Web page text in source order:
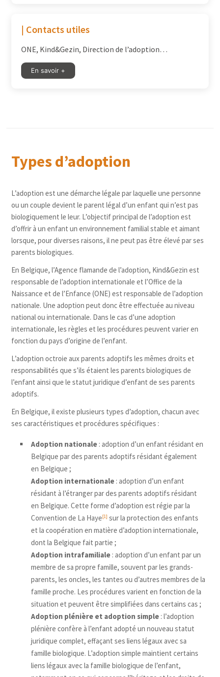
| Contacts utiles
ONE, Kind&Gezin, Direction de l’adoption…
En savoir +
Types d’adoption
L’adoption est une démarche légale par laquelle une personne
ou un couple devient le parent légal d’un enfant qui n’est pas
biologiquement le leur. L’objectif principal de l’adoption est
d’offrir à un enfant un environnement familial stable et aimant
lorsque, pour diverses raisons, il ne peut pas être élevé par ses
parents biologiques.
En Belgique, l’Agence flamande de l’adoption, Kind&Gezin est
responsable de l’adoption internationale et l’Office de la
Naissance et de l’Enfance (ONE) est responsable de l’adoption
nationale. Une adoption peut donc être effectuée au niveau
national ou internationale. Dans le cas d’une adoption
internationale, les règles et les procédures peuvent varier en
fonction du pays d’origine de l’enfant.
L’adoption octroie aux parents adoptifs les mêmes droits et
responsabilités que s’ils étaient les parents biologiques de
l’enfant ainsi que le statut juridique d’enfant de ses parents
adoptifs.
En Belgique, il existe plusieurs types d’adoption, chacun avec
ses caractéristiques et procédures spécifiques :
Adoption nationale : adoption d’un enfant résidant en
Belgique par des parents adoptifs résidant également
en Belgique ;
Adoption internationale : adoption d’un enfant
résidant à l’étranger par des parents adoptifs résidant
en Belgique. Cette forme d’adoption est régie par la
Convention de La Haye[1] sur la protection des enfants
et la coopération en matière d’adoption internationale,
dont la Belgique fait partie ;
Adoption intrafamiliale : adoption d’un enfant par un
membre de sa propre famille, souvent par les grands-
parents, les oncles, les tantes ou d’autres membres de la
famille proche. Les procédures varient en fonction de la
situation et peuvent être simplifiées dans certains cas ;
Adoption plénière et adoption simple : l’adoption
plénière confère à l’enfant adopté un nouveau statut
juridique complet, effaçant ses liens légaux avec sa
famille biologique. L’adoption simple maintient certains
liens légaux avec la famille biologique de l’enfant,